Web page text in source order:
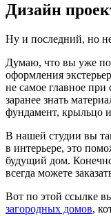
Дизайн
Ну и последний, но
Думаю, что вы уже
оформления
не самое главное при
заранее знать
фундамент, крыльцо и
В нашей студии вы
в интерьере, это
будущий дом.
всегда можете
Вот по этой ссылке
загородных домов,